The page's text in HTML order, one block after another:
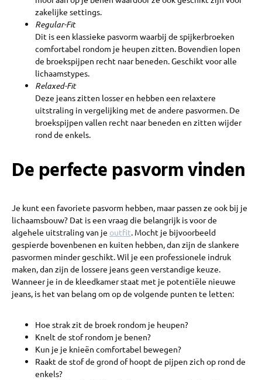
zakelijke settings.
Regular-Fit
Dit is een klassieke pasvorm waarbij de spijkerbroeken
comfortabel rondom je heupen zitten. Bovendien lopen
de broekspijpen recht naar beneden. Geschikt voor alle
lichaamstypes.
Relaxed-Fit
Deze jeans zitten losser en hebben een relaxtere
uitstraling in vergelijking met de andere pasvormen. De
broekspijpen vallen recht naar beneden en zitten wijder
rond de enkels.
De perfecte pasvorm vinden
Je kunt een favoriete pasvorm hebben, maar passen ze ook bij je
lichaamsbouw? Dat is een vraag die belangrijk is voor de
algehele uitstraling van je outfit. Mocht je bijvoorbeeld
gespierde bovenbenen en kuiten hebben, dan zijn de slankere
pasvormen minder geschikt. Wil je een professionele indruk
maken, dan zijn de lossere jeans geen verstandige keuze.
Wanneer je in de kleedkamer staat met je potentiële nieuwe
jeans, is het van belang om op de volgende punten te letten:
Hoe strak zit de broek rondom je heupen?
Knelt de stof rondom je benen?
Kun je je knieën comfortabel bewegen?
Raakt de stof de grond of hoopt de pijpen zich op rond de
enkels?